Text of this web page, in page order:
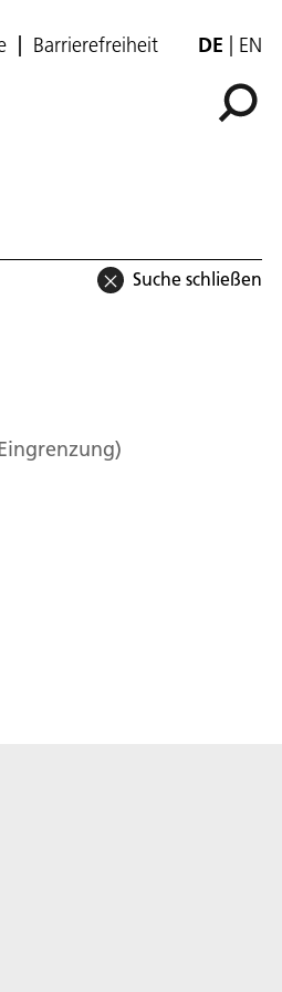
Barrierefreiheit DE EN
Suche schließen